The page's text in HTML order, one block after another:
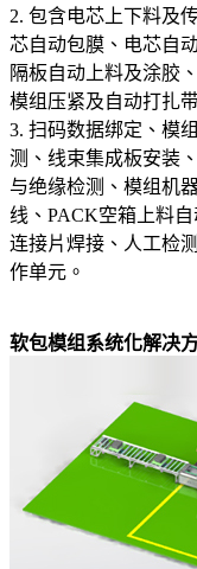
2. 包含电芯上下料及
芯自动包膜、电芯自
隔板自动上料及涂胶
模组压紧及自动打扎
3. 扫码数据绑定、模
测、线束集成板安装
与绝缘检测、模组机
线、PACK空箱上料
连接片焊接、人工检
作单元。
软包模组系统化解决